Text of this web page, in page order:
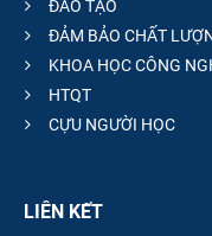
ĐÀO TẠO
ĐẢM BẢO CHẤT
KHOA HỌC CÔNG
HTQT
CỰU NGƯỜI HỌC
LIÊN KẾT